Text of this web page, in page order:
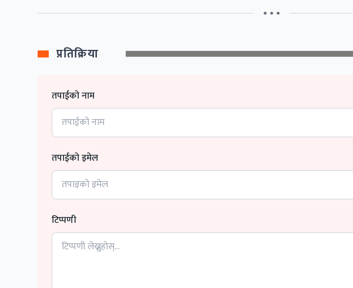
• • •
प्रतिक्रिया
तपाईको नाम
तपाईको इमेल
टिप्पणी